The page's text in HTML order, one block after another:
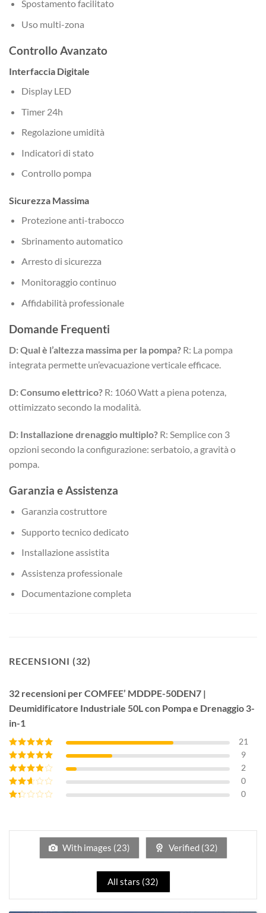
Spostamento facilitato
Uso multi-zona
Controllo Avanzato
Interfaccia Digitale
Display LED
Timer 24h
Regolazione umidità
Indicatori di stato
Controllo pompa
Sicurezza Massima
Protezione anti-trabocco
Sbrinamento automatico
Arresto di sicurezza
Monitoraggio continuo
Affidabilità professionale
Domande Frequenti
D: Qual è l’altezza massima per la pompa? R: La pompa
integrata permette un’evacuazione verticale efficace.
D: Consumo elettrico? R: 1060 Watt a piena potenza,
ottimizzato secondo la modalità.
D: Installazione drenaggio multiplo? R: Semplice con 3
opzioni secondo la configurazione: serbatoio, a gravità o
pompa.
Garanzia e Assistenza
Garanzia costruttore
Supporto tecnico dedicato
Installazione assistita
Assistenza professionale
Documentazione completa
RECENSIONI (32)
32 recensioni perCOMFEE’ MDDPE-50DEN7 |
Deumidificatore Industriale 50L con Pompa e Drenaggio 3-
in-1
Valutato5su 5
21
Valutato4
su 5
9
Valutato
3su 5
2
Valutato
0
5
0
With images (23) Verified (32)
All stars (32)